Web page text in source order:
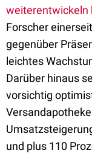
weiterentwickeln
Forscher
gegenüber
leichtes
Darüber hinaus
vorsichtig
und plus 110